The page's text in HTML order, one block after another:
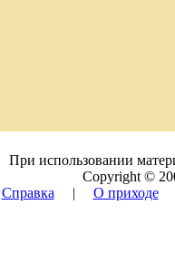
При использовании
Copyright ©
Справка | О приходе